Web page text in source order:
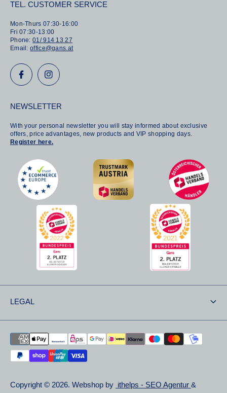
TEL. CUSTOMER SERVICE
Mon-Thurs 07:30-16:00
Fri 07:30-13:00
Phone:01/ 914 13 27
Email:office@gans.at
NEWSLETTER
With your personal newsletter you will stay informed about exclusive
offers, price advantages, new products and VIP shopping days.
Register here.
LEGAL
Shipping & Returns
Returns
Copyright © 2026. Webshop by ithelps - SEO Agentur &